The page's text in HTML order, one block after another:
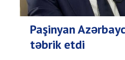
Paşinyan
təbrik etdi